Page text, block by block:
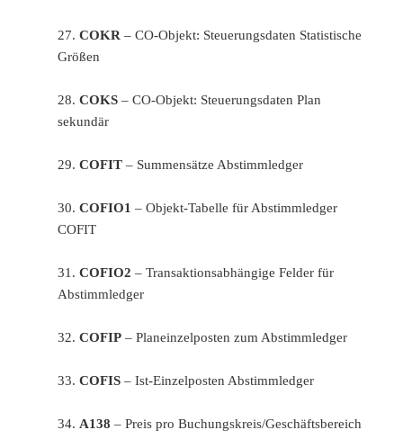
27.COKR – CO-Objekt: Steuerungsdaten Statistische
Größen
28.COKS – CO-Objekt: Steuerungsdaten Plan
sekundär
29.COFIT – Summensätze Abstimmledger
30.COFIO1 – Objekt-Tabelle für Abstimmledger
COFIT
31.COFIO2 – Transaktionsabhängige Felder für
Abstimmledger
32.COFIP – Planeinzelposten zum Abstimmledger
33.COFIS – Ist-Einzelposten Abstimmledger
34. A138 – Preis pro Buchungskreis/Geschäftsbereich